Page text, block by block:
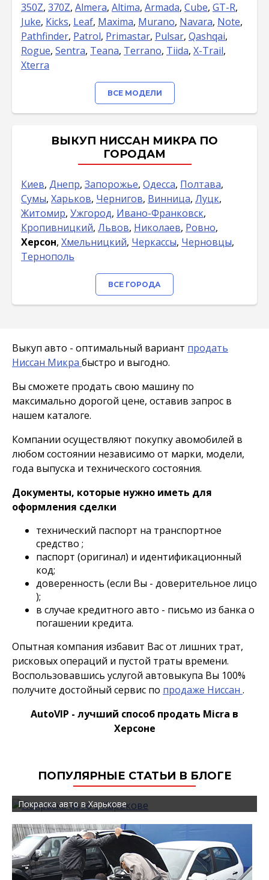
350Z, 370Z, Almera, Altima, Armada, Cube, GT-R,
Juke, Kicks, Leaf, Maxima, Murano, Navara, Note,
Pathfinder, Patrol, Primastar, Pulsar, Qashqai,
Rogue, Sentra, Teana, Terrano, Tiida, X-Trail,
Xterra
ВСЕ МОДЕЛИ
ВЫКУП НИССАН МИКРА ПО
ГОРОДАМ
Киев, Днепр, Запорожье, Одесса, Полтава,
Сумы, Харьков, Чернигов, Винница, Луцк,
Житомир, Ужгород, Ивано-Франковск,
Кропивницкий, Львов, Николаев, Ровно,
Херсон, Хмельницкий, Черкассы, Черновцы,
Тернополь
ВСЕ ГОРОДА
Выкуп авто - оптимальный вариант продать
Ниссан Микра быстро и выгодно.
Вы сможете продать свою машину по
максимально дорогой цене, оставив запрос в
нашем каталоге.
Компании осуществляют покупку авомобилей в
любом состоянии независимо от марки, модели,
года выпуска и технического состояния.
Документы, которые нужно иметь для
оформления сделки
технический паспорт на транспортное
средство ;
паспорт (оригинал) и идентификационный
код;
доверенность (если Вы - доверительное лицо
);
в случае кредитного авто - письмо из банка о
погашении кредита.
Опытная компания избавит Вас от лишних трат,
рисковых операций и пустой траты времени.
Воспользовавшись услугой автовыкупа Вы 100%
получите достойный сервис по продаже Ниссан .
AutoVIP - лучший способ продать Micra в
Херсоне
ПОПУЛЯРНЫЕ СТАТЬИ В БЛОГЕ
Покраска авто в Харькове